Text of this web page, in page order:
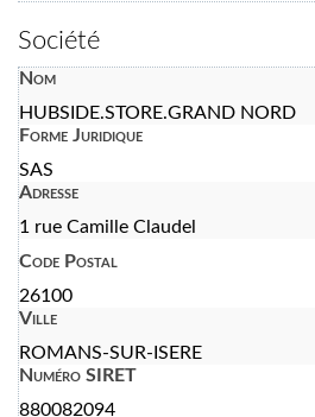
Société
Nom
HUBSIDE.STORE.GRAND NORD
Forme Juridique
SAS
Adresse
1 rue Camille Claudel
Code Postal
26100
Ville
ROMANS-SUR-ISERE
Numéro SIRET
880082094